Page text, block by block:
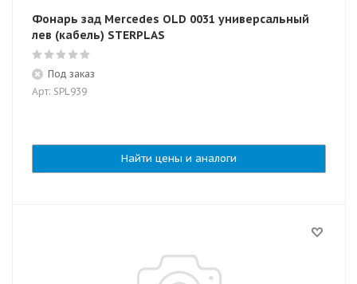
Фонарь зад Mercedes OLD 0031 универсальный
лев (кабель) STERPLAS
Под заказ
Арт: SPL939
Найти цены и аналоги